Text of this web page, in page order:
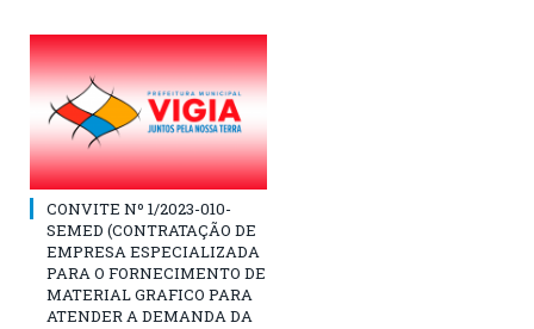
CONVITE Nº 1/2023-010-
SEMED (CONTRATAÇÃO DE
EMPRESA ESPECIALIZADA
PARA O FORNECIMENTO DE
MATERIAL GRAFICO PARA
ATENDER A DEMANDA DA